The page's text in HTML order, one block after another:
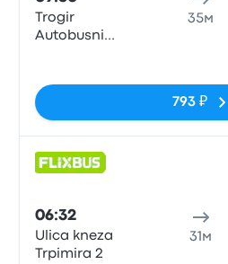
Trogir
Autobusni
35м
793 ₽
06:32
Ulica kneza
Trpimira 2
31м